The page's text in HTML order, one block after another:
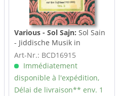
Various - Sol Sajn: Sol Sain
- Jiddische Musik in
Deutschland und...
Art-Nr.: BCD16915
Immédiatement
disponible à l'expédition,
Délai de livraison** env. 1